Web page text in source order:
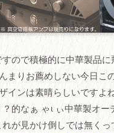
ので積極的に中華製品
まりお薦めしない今日こ
インは素晴らしいですよ
的なぁ ゃι ぃ中華製オー
が見かけ倒しでは無く